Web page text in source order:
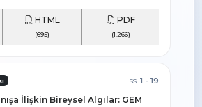
HTML
(695)
PDF
(1.266)
ss. 1 - 19
İlişkin Bireysel Algılar: GEM